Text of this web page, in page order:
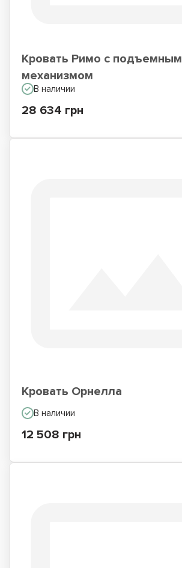
Кровать Римо с подъемным
механизмом
В наличии
28 634 грн
Кровать Орнелла
В наличии
12 508 грн